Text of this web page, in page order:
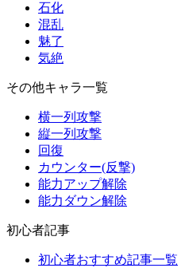
石化
混乱
魅了
気絶
その他キャラ一覧
横一列攻撃
縦一列攻撃
回復
カウンター(反撃)
能力アップ解除
能力ダウン解除
初心者記事
初心者おすすめ記事一覧